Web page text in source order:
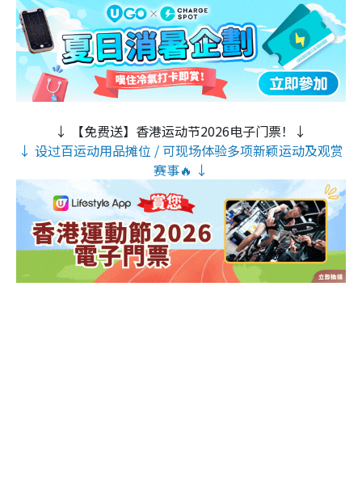
↓ 【免费送】香港运动节2026电子门票！↓
↓ 设过百运动用品摊位 / 可现场体验多项新颖运动及观赏
赛事🔥 ↓